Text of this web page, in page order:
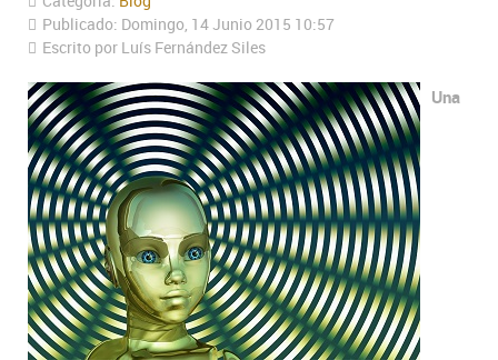
Publicado: Domingo, 14 Junio 2015 10:57
Escrito por Luís Fernández Siles
Una